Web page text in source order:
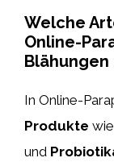
Welche
Online-
Blähungen
In Online-
Produkte wie
und